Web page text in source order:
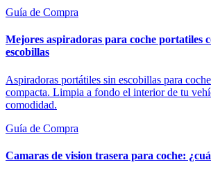
Guía de Compra
Mejores aspiradoras para coche portatiles
escobillas
Aspiradoras portátiles sin escobillas para
compacta. Limpia a fondo el interior de tu
comodidad.
Guía de Compra
Camaras de vision trasera para coche: